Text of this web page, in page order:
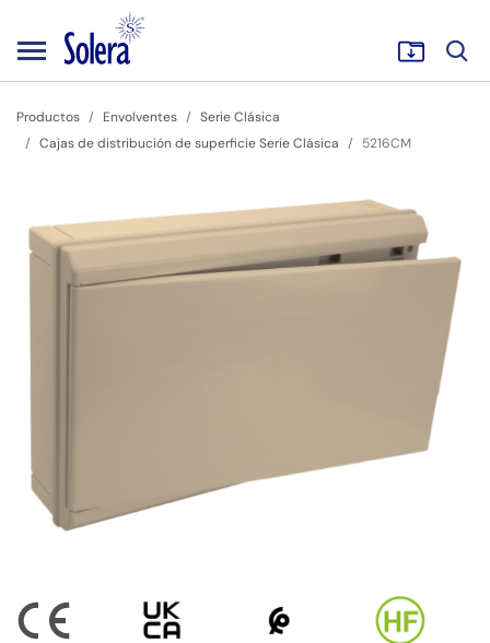
Productos Envolventes
Serie Clásica
Cajas de distribución de superficie Serie Clásica
5216CM